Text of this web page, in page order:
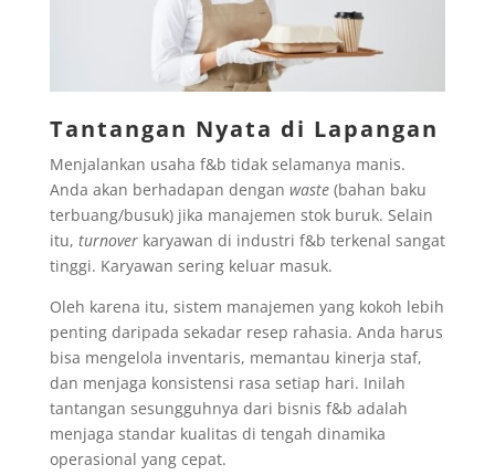
Tantangan Nyata di Lapangan
Menjalankan usaha f&b tidak selamanya manis.
Anda akan berhadapan dengan waste(bahan baku
terbuang/busuk) jika manajemen stok buruk. Selain
itu, turnoverkaryawan di industri f&b terkenal sangat
tinggi. Karyawan sering keluar masuk.
Oleh karena itu, sistem manajemen yang kokoh lebih
penting daripada sekadar resep rahasia. Anda harus
bisa mengelola inventaris, memantau kinerja staf,
dan menjaga konsistensi rasa setiap hari. Inilah
tantangan sesungguhnya dari bisnis f&b adalah
menjaga standar kualitas di tengah dinamika
operasional yang cepat.